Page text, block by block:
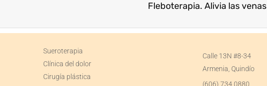
Fleboterapia. Alivia las
Sueroterapia
Clínica del dolor
Cirugía plástica
Calle 13N #8-34
Armenia, Quindío
(606) 734 0880